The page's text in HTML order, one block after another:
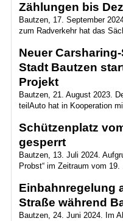
Zählungen bis
Bautzen, 17. September
zum Radverkehr hat das
Neuer
Stadt Bautzen
Projekt
Bautzen, 21. August 2023.
teilAuto hat in Kooperation
Schützenplatz
gesperrt
Bautzen, 13. Juli 2024.
Probst“ im Zeitraum vom 19.
Einbahnregelung
Straße während
Bautzen, 24. Juni 2024. Im